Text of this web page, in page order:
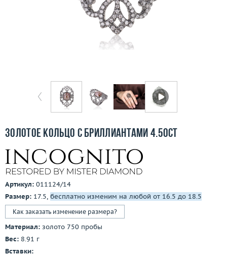
Ломбард
3D-тур по шоуруму
Заказать звонок
Золотое кольцо с бриллиантами 4.50ct
Артикул: 011124/14
Размер: 17.5, бесплатно изменим на любой от 16.5 до 18.5
Как заказать изменение размера?
Материал: золото 750 пробы
Вес: 8.91 г
Вставки: